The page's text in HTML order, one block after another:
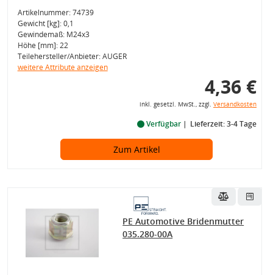
Artikelnummer: 74739
Gewicht [kg]: 0,1
Gewindemaß: M24x3
Höhe [mm]: 22
Teilehersteller/Anbieter: AUGER
weitere Attribute anzeigen
4,36 €
inkl. gesetzl. MwSt., zzgl. Versandkosten
Verfügbar Lieferzeit: 3-4 Tage
Zum Artikel
PE Automotive Bridenmutter
035.280-00A